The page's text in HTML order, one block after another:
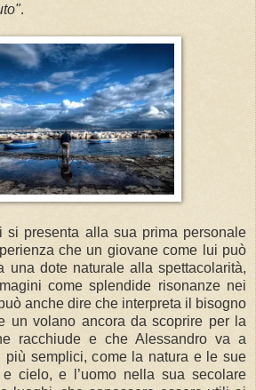
.
si presenta alla sua prima personale
che un giovane come lui può
una dote naturale alla spettacolarità,
come splendide risonanze nei
anche dire che interpreta il bisogno
un volano ancora da scoprire per la
racchiude e che Alessandro va a
più semplici, come la natura e le sue
cielo, e l’uomo nella sua secolare